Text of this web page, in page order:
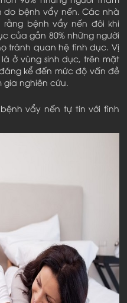
bệnh vẩy nến. Các nhà
bệnh vẩy nến đôi khi
của gần 80% những người
tránh quan hệ tình dục. Vị
ở vùng sinh dục, trên mặt
kể đến mức độ vấn đề
nghiên cứu.
vẩy nến tự tin với tình